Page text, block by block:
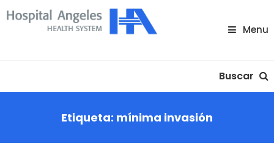
Skip
To
Menu
Buscar
Etiqueta: mínima invasión